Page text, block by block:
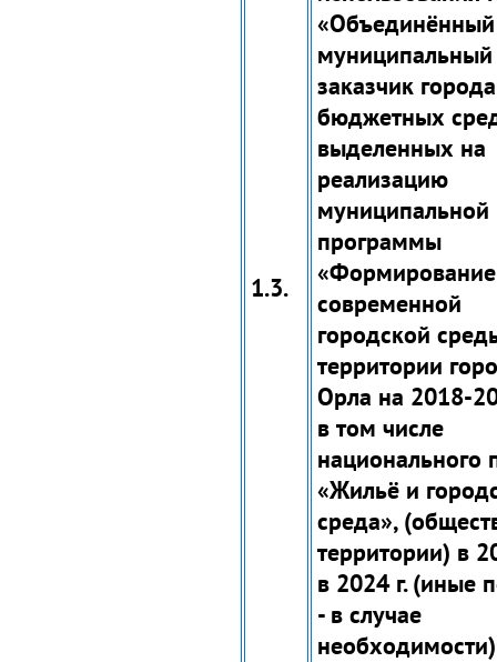
1.3.
«Объединённый
муниципальный
заказчик
бюджетных
выделенных на
реализацию
муниципальной
программы
«Формирование
современной
городской
территории
Орла на 2018-
в том числе
национального
«Жильё и
среда»,
территории) в
в 2024 г. (иные
- в случае